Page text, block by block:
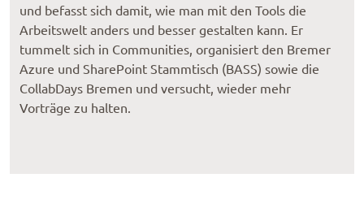
und befasst sich damit, wie man mit den Tools die
Arbeitswelt anders und besser gestalten kann. Er
tummelt sich in Communities, organisiert den Bremer
Azure und SharePoint Stammtisch (BASS) sowie die
CollabDays Bremen und versucht, wieder mehr
Vorträge zu halten.